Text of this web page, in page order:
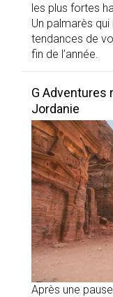
les plus fortes
Un palmarès
tendances de
fin de l’année.
G Adventures
Jordanie
Après une